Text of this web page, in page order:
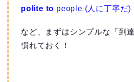
polite to people (人に丁寧だ)
など、まずはシンプルな「到
慣れておく！